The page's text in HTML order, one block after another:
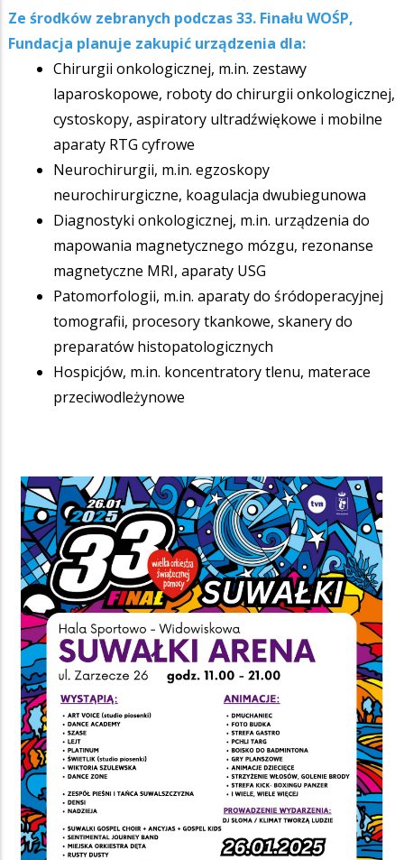
Ze środków zebranych podczas 33. Finału WOŚP,
Fundacja planuje zakupić urządzenia dla:
Chirurgii onkologicznej, m.in. zestawy
laparoskopowe, roboty do chirurgii onkologicznej,
cystoskopy, aspiratory ultradźwiękowe i mobilne
aparaty RTG cyfrowe
Neurochirurgii, m.in. egzoskopy
neurochirurgiczne, koagulacja dwubiegunowa
Diagnostyki onkologicznej, m.in. urządzenia do
mapowania magnetycznego mózgu, rezonanse
magnetyczne MRI, aparaty USG
Patomorfologii, m.in. aparaty do śródoperacyjnej
tomografii, procesory tkankowe, skanery do
preparatów histopatologicznych
Hospicjów, m.in. koncentratory tlenu, materace
przeciwodleżynowe